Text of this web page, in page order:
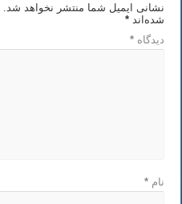
نشانی ایمیل شما منتشر نخواهد شد.
شده‌اند*
دیدگاه*
نام*